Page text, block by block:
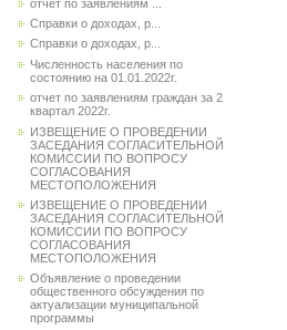
отчет по заявлениям ...
Справки о доходах, р...
Справки о доходах, р...
Численность населения по
состоянию на 01.01.2022г.
отчет по заявлениям граждан за 2
квартал 2022г.
ИЗВЕЩЕНИЕ О ПРОВЕДЕНИИ
ЗАСЕДАНИЯ СОГЛАСИТЕЛЬНОЙ
КОМИССИИ ПО ВОПРОСУ
СОГЛАСОВАНИЯ
МЕСТОПОЛОЖЕНИЯ
ИЗВЕЩЕНИЕ О ПРОВЕДЕНИИ
ЗАСЕДАНИЯ СОГЛАСИТЕЛЬНОЙ
КОМИССИИ ПО ВОПРОСУ
СОГЛАСОВАНИЯ
МЕСТОПОЛОЖЕНИЯ
Объявление о проведении
общественного обсуждения по
актуализации муниципальной
программы